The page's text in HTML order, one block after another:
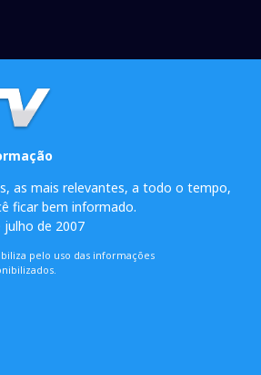
as mais relevantes, a todo o tempo,
ficar bem informado.
julho de 2007
pelo uso das informações